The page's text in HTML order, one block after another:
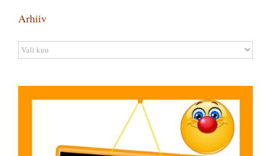
Arhiiv
Arhiiv